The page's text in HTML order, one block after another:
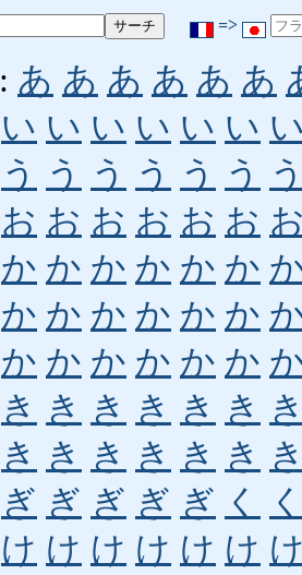
=>
: あ あ あ あ あ あ
い い い い い い
う う う う う う
お お お お お お
か か か か か か
か か か か か か
か か か か か か
き き き き き き
き き き き き き
ぎ ぎ ぎ ぎ ぎ く
け け け け け け